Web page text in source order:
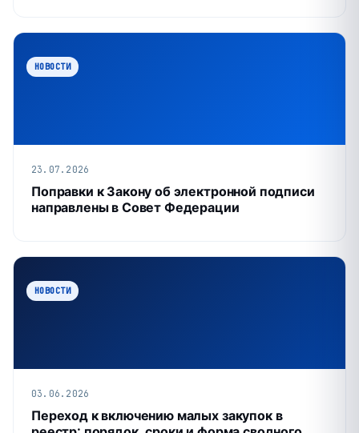
НОВОСТИ
23.07.2026
Поправки к Закону об электронной подписи
направлены в Совет Федерации
НОВОСТИ
03.06.2026
Переход к включению малых закупок в